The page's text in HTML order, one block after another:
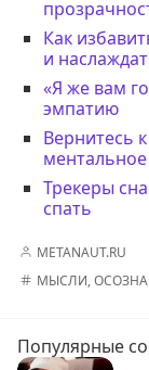
Как
и
«Я же вам
эмпатию
Вернитесь
Трекеры
спать
METANAUT.RU
МЫСЛИ,
Популярные